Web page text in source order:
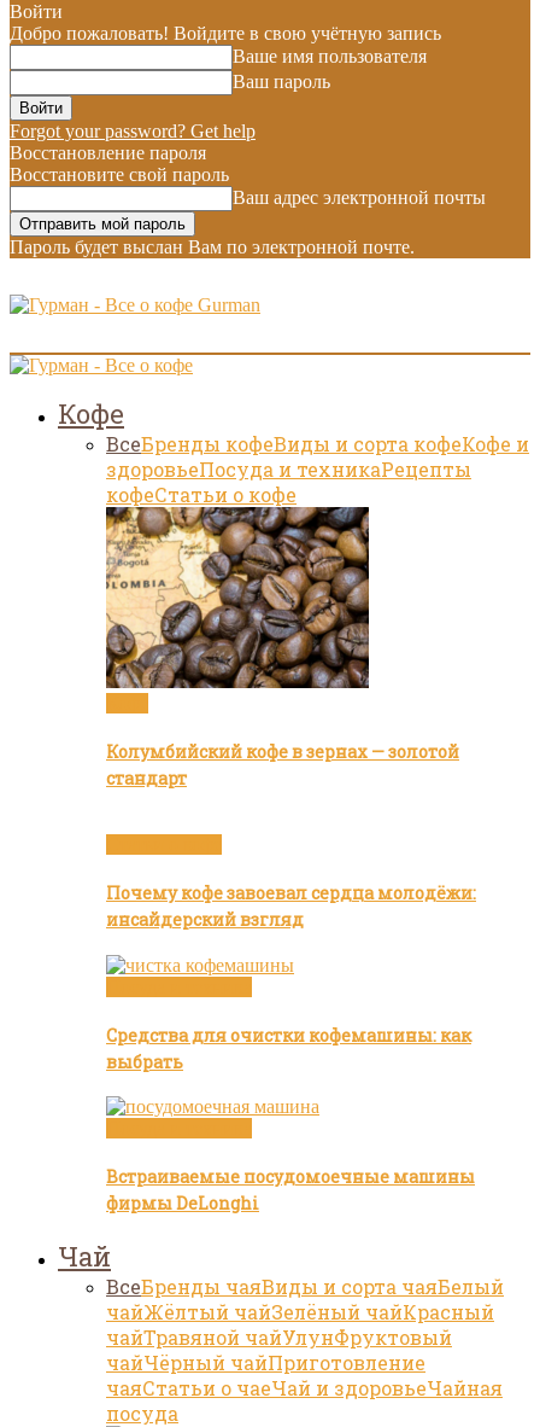
Войти
Добро пожаловать! Войдите в свою учётную запись
Ваше имя пользователя
Ваш пароль
Forgot your password? Get help
Восстановление пароля
Восстановите свой пароль
Ваш адрес электронной почты
Пароль будет выслан Вам по электронной почте.
Gurman
Кофе
ВсеБренды кофеВиды и сорта кофеКофе и
здоровьеПосуда и техникаРецепты
кофеСтатьи о кофе
Колумбийский кофе в зернах — золотой
стандарт
Почему кофе завоевал сердца молодёжи:
инсайдерский взгляд
Средства для очистки кофемашины: как
выбрать
Встраиваемые посудомоечные машины
фирмы DeLonghi
Чай
ВсеБренды чаяВиды и сорта чаяБелый
чайЖёлтый чайЗелёный чайКрасный
чайТравяной чайУлунФруктовый
чайЧёрный чайПриготовление
чаяСтатьи о чаеЧай и здоровьеЧайная
посуда